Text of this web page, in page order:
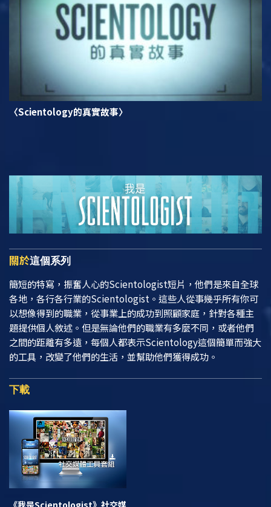
〈Scientology的真實故事〉
關於這個系列
簡短的特寫，振奮人心的Scientologist短片，他們是來自全球
各地，各行各行業的Scientologist。這些人從事幾乎所有你可
以想像得到的職業，從事業上的成功到照顧家庭，針對各種主
題提供個人敘述。但是無論他們的職業有多麼不同，或者他們
之間的距離有多遠，每個人都表示Scientology這個簡單而強大
的工具，改變了他們的生活，並幫助他們獲得成功。
下載
《我是Scientologist》 社交媒